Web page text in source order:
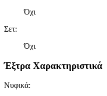
Όχι
Σετ:
Όχι
Έξτρα Χαρακτηριστικά
Νυφικά: